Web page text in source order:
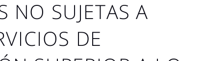
NO SUJETAS A
DE